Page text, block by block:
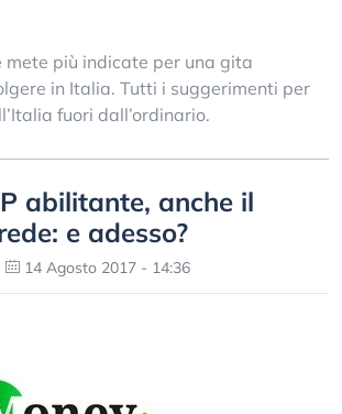
mete più indicate per una gita
in Italia. Tutti i suggerimenti per
fuori dall’ordinario.
abilitante, anche il
e adesso?
14 Agosto 2017 - 14:36